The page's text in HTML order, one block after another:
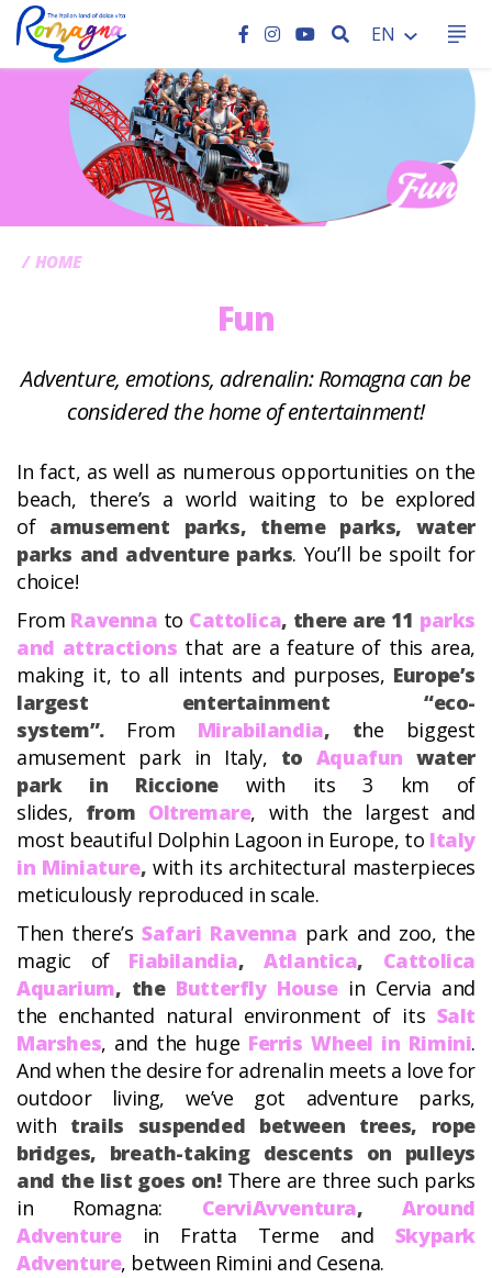
SEARCH
EN
CC
HOME
Fun
Adventure, emotions, adrenalin: Romagna can be
considered the home of entertainment!
In fact, as well as numerous opportunities on the
beach, there’s a world waiting to be explored
of amusement parks, theme parks, water
parks and adventure parks. You’ll be spoilt for
choice!
From Ravenna to Cattolica, there are 11 parks
and attractions that are a feature of this area,
making it, to all intents and purposes, Europe’s
largest entertainment “eco-
system”. From Mirabilandia, the biggest
amusement park in Italy, to Aquafun water
park in Riccione with its 3 km of
slides, from Oltremare, with the largest and
most beautiful Dolphin Lagoon in Europe, to Italy
in Miniature,with its architectural masterpieces
meticulously reproduced in scale.
Then there’sSafari Ravenna park and zoo, the
magic of Fiabilandia,Atlantica, Cattolica
Aquarium, the Butterfly House in Cervia and
the enchanted natural environment of its Salt
Marshes, and the huge Ferris Wheel in Rimini.
And when the desire for adrenalin meets a love for
outdoor living, we’ve got adventure parks,
with trails suspended between trees, rope
bridges, breath-taking descents on pulleys
and the list goes on! There are three such parks
in Romagna: CerviAvventura,Around
Adventurein Fratta Terme and Skypark
Adventure, between Rimini and Cesena.